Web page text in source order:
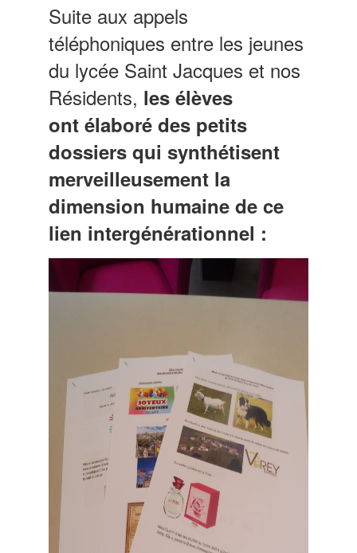
Suite aux appels
téléphoniques entre les jeunes
du lycée Saint Jacques et nos
Résidents, les élèves
ont élaboré des petits
dossiers qui synthétisent
merveilleusement la
dimension humaine de ce
lien intergénérationnel :